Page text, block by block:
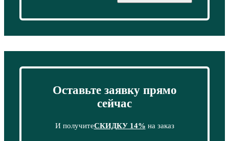
Оставьте заявку прямо
сейчас
И получитеСКИДКУ 14% на заказ